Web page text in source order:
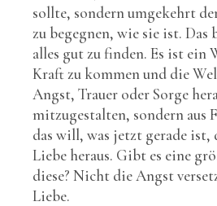
sollte, sondern umgekehrt
zu begegnen, wie sie ist. Das
alles gut zu finden. Es ist ein
Kraft zu kommen und die
Angst, Trauer oder Sorge
mitzugestalten, sondern aus
das will, was jetzt gerade ist,
Liebe heraus. Gibt es eine
diese? Nicht die Angst
Liebe.